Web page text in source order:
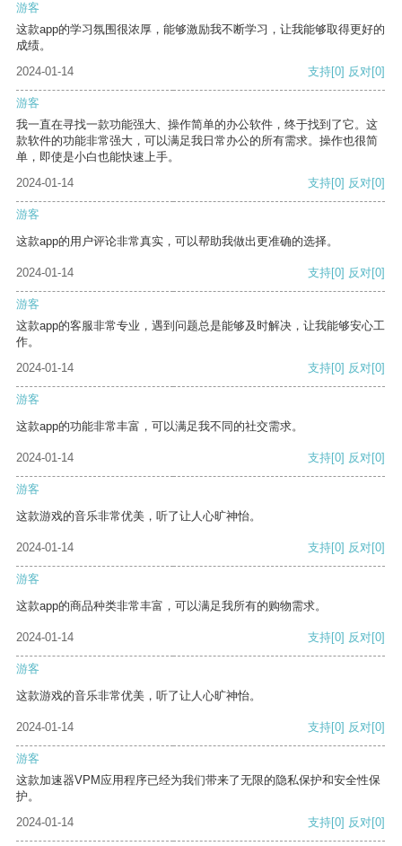
游客
这款app的学习氛围很浓厚，能够激励我不断学习，让我能够取得更好的
成绩。
2024-01-14
支持[0] 反对[0]
游客
我一直在寻找一款功能强大、操作简单的办公软件，终于找到了它。这
款软件的功能非常强大，可以满足我日常办公的所有需求。操作也很简
单，即使是小白也能快速上手。
2024-01-14
支持[0] 反对[0]
游客
这款app的用户评论非常真实，可以帮助我做出更准确的选择。
2024-01-14 支持[0] 反对[0]
游客
这款app的客服非常专业，遇到问题总是能够及时解决，让我能够安心工
作。
2024-01-14
支持[0] 反对[0]
游客
这款app的功能非常丰富，可以满足我不同的社交需求。
2024-01-14 支持[0] 反对[0]
游客
这款游戏的音乐非常优美，听了让人心旷神怡。
2024-01-14 支持[0] 反对[0]
游客
这款app的商品种类非常丰富，可以满足我所有的购物需求。
2024-01-14 支持[0] 反对[0]
游客
这款游戏的音乐非常优美，听了让人心旷神怡。
2024-01-14 支持[0] 反对[0]
游客
这款加速器VPM应用程序已经为我们带来了无限的隐私保护和安全性保
护。
2024-01-14
支持[0] 反对[0]